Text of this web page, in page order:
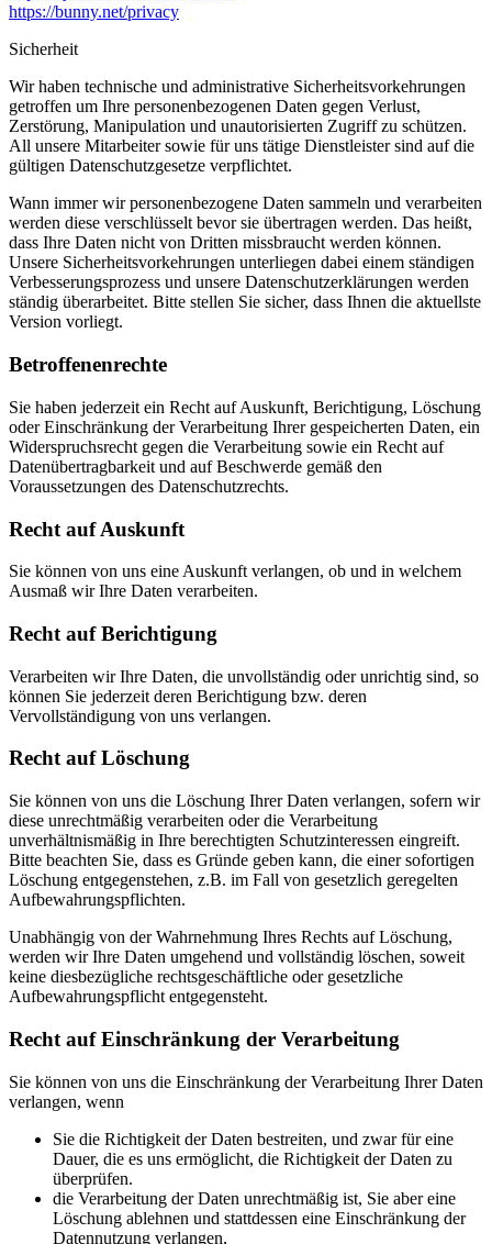
https://bunny.net/privacy
Sicherheit
Wir haben technische und administrative Sicherheitsvorkehrungen
getroffen um Ihre personenbezogenen Daten gegen Verlust,
Zerstörung, Manipulation und unautorisierten Zugriff zu schützen.
All unsere Mitarbeiter sowie für uns tätige Dienstleister sind auf die
gültigen Datenschutzgesetze verpflichtet.
Wann immer wir personenbezogene Daten sammeln und verarbeiten
werden diese verschlüsselt bevor sie übertragen werden. Das heißt,
dass Ihre Daten nicht von Dritten missbraucht werden können.
Unsere Sicherheitsvorkehrungen unterliegen dabei einem ständigen
Verbesserungsprozess und unsere Datenschutzerklärungen werden
ständig überarbeitet. Bitte stellen Sie sicher, dass Ihnen die aktuellste
Version vorliegt.
Betroffenenrechte
Sie haben jederzeit ein Recht auf Auskunft, Berichtigung, Löschung
oder Einschränkung der Verarbeitung Ihrer gespeicherten Daten, ein
Widerspruchsrecht gegen die Verarbeitung sowie ein Recht auf
Datenübertragbarkeit und auf Beschwerde gemäß den
Voraussetzungen des Datenschutzrechts.
Recht auf Auskunft
Sie können von uns eine Auskunft verlangen, ob und in welchem
Ausmaß wir Ihre Daten verarbeiten.
Recht auf Berichtigung
Verarbeiten wir Ihre Daten, die unvollständig oder unrichtig sind, so
können Sie jederzeit deren Berichtigung bzw. deren
Vervollständigung von uns verlangen.
Recht auf Löschung
Sie können von uns die Löschung Ihrer Daten verlangen, sofern wir
diese unrechtmäßig verarbeiten oder die Verarbeitung
unverhältnismäßig in Ihre berechtigten Schutzinteressen eingreift.
Bitte beachten Sie, dass es Gründe geben kann, die einer sofortigen
Löschung entgegenstehen, z.B. im Fall von gesetzlich geregelten
Aufbewahrungspflichten.
Unabhängig von der Wahrnehmung Ihres Rechts auf Löschung,
werden wir Ihre Daten umgehend und vollständig löschen, soweit
keine diesbezügliche rechtsgeschäftliche oder gesetzliche
Aufbewahrungspflicht entgegensteht.
Recht auf Einschränkung der Verarbeitung
Sie können von uns die Einschränkung der Verarbeitung Ihrer Daten
verlangen, wenn
Sie die Richtigkeit der Daten bestreiten, und zwar für eine
Dauer, die es uns ermöglicht, die Richtigkeit der Daten zu
überprüfen.
die Verarbeitung der Daten unrechtmäßig ist, Sie aber eine
Löschung ablehnen und stattdessen eine Einschränkung der
Datennutzung verlangen,